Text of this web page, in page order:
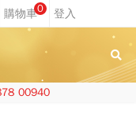
0
00940